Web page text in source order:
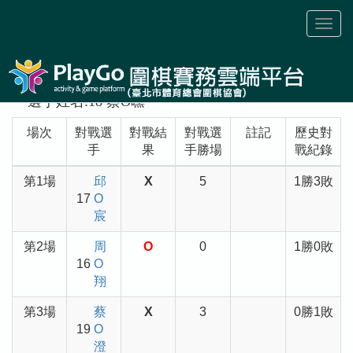
Toggle
選手姓名:18 蔡O曛
場次
對戰選
手
對戰結
果
對戰選
手勝場
註記
歷史對
戰紀錄
第1場
17
邱
O
宸
X 5 1勝3敗
第2場
16
周
O
翔
O 0 1勝0敗
第3場
19
蔡
O
澄
X 3 0勝1敗